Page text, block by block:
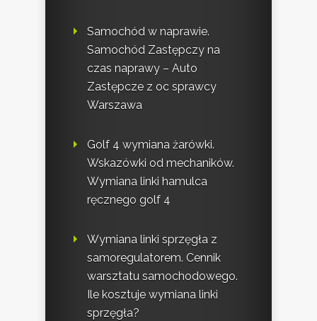
Samochód w naprawie.
Samochód Zastępczy na
czas naprawy – Auto
Zastępcze z oc sprawcy
Warszawa
Golf 4 wymiana żarówki.
Wskazówki od mechaników.
Wymiana linki hamulca
ręcznego golf 4
Wymiana linki sprzęgła z
samoregulatorem. Cennik
warsztatu samochodowego.
Ile kosztuje wymiana linki
sprzęgła?